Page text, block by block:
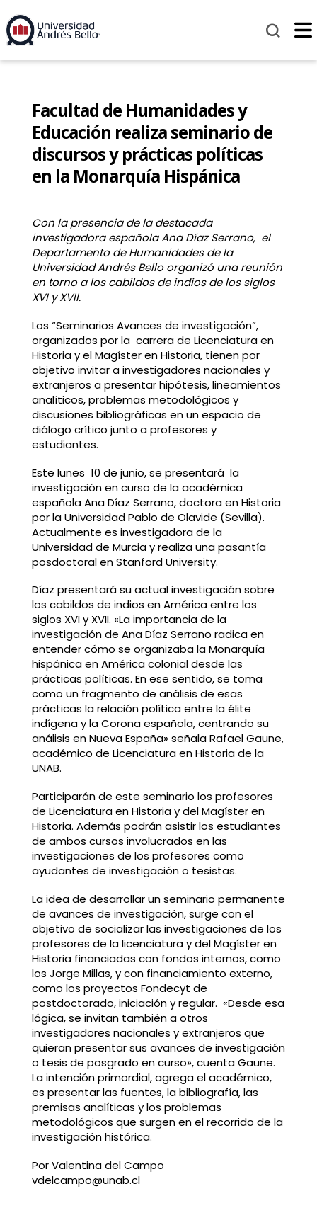
Facultad de Humanidades y
Educación realiza seminario de
discursos y prácticas políticas
en la Monarquía Hispánica
Con la presencia de la destacada
investigadora española Ana Díaz Serrano, el
Departamento de Humanidades de la
Universidad Andrés Bello organizó una reunión
en torno a los cabildos de indios de los siglos
XVI y XVII.
Los “Seminarios Avances de investigación”,
organizados por la carrera de Licenciatura en
Historia y el Magíster en Historia, tienen por
objetivo invitar a investigadores nacionales y
extranjeros a presentar hipótesis, lineamientos
analíticos, problemas metodológicos y
discusiones bibliográficas en un espacio de
diálogo crítico junto a profesores y
estudiantes.
Este lunes 10 de junio, se presentará la
investigación en curso de la académica
española Ana Díaz Serrano, doctora en Historia
por la Universidad Pablo de Olavide (Sevilla).
Actualmente es investigadora de la
Universidad de Murcia y realiza una pasantía
posdoctoral en Stanford University.
Díaz presentará su actual investigación sobre
los cabildos de indios en América entre los
siglos XVI y XVII. «La importancia de la
investigación de Ana Díaz Serrano radica en
entender cómo se organizaba la Monarquía
hispánica en América colonial desde las
prácticas políticas. En ese sentido, se toma
como un fragmento de análisis de esas
prácticas la relación política entre la élite
indígena y la Corona española, centrando su
análisis en Nueva España» señala Rafael Gaune,
académico de Licenciatura en Historia de la
UNAB.
Participarán de este seminario los profesores
de Licenciatura en Historia y del Magíster en
Historia. Además podrán asistir los estudiantes
de ambos cursos involucrados en las
investigaciones de los profesores como
ayudantes de investigación o tesistas.
La idea de desarrollar un seminario permanente
de avances de investigación, surge con el
objetivo de socializar las investigaciones de los
profesores de la licenciatura y del Magíster en
Historia financiadas con fondos internos, como
los Jorge Millas, y con financiamiento externo,
como los proyectos Fondecyt de
postdoctorado, iniciación y regular. «Desde esa
lógica, se invitan también a otros
investigadores nacionales y extranjeros que
quieran presentar sus avances de investigación
o tesis de posgrado en curso», cuenta Gaune.
La intención primordial, agrega el académico,
es presentar las fuentes, la bibliografía, las
premisas analíticas y los problemas
metodológicos que surgen en el recorrido de la
investigación histórica.
Por Valentina del Campo
vdelcampo@unab.cl